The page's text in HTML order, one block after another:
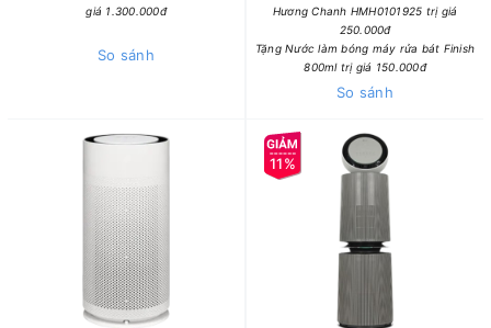
giá 1.300.000đ
So sánh
Hương Chanh HMH0101925 trị giá
250.000đ
Tặng Nước làm bóng máy rửa bát Finish
800ml trị giá 150.000đ
So sánh
11%